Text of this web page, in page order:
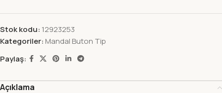
Stok kodu: 12923253
Kategoriler: Mandal Buton Tip
Paylaş:
Açıklama